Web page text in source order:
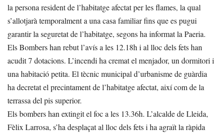
la persona resident de l’habitatge afectat per les flames, la qual
s’allotjarà temporalment a una casa familiar fins que es pugui
garantir la seguretat de l’habitatge, segons ha informat la Paeria.
Els Bombers han rebut l’avís a les 12.18h i al lloc dels fets han
acudit 7 dotacions. L’incendi ha cremat el menjador, un dormitori i
una habitació petita. El tècnic municipal d’urbanisme de guàrdia
ha decretat el precintament de l’habitatge afectat, així com de la
terrassa del pis superior.
Els bombers han extingit el foc a les 13.36h. L’alcalde de Lleida,
Fèlix Larrosa, s’ha desplaçat al lloc dels fets i ha agraït la ràpida